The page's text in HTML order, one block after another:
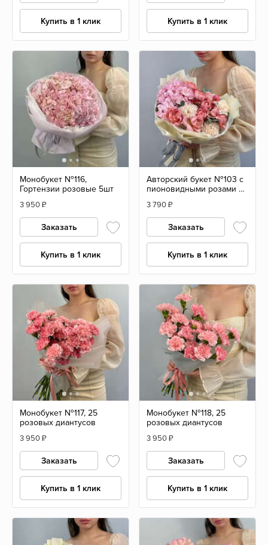
Купить в 1 клик Купить в 1 клик
Монобукет №116,
Гортензии розовые 5шт
3 950₽
Заказать
Купить в 1 клик
Авторский букет №103 с
пионовидными розами и
3 790₽
Заказать
Купить в 1 клик
Монобукет №117, 25
розовых диантусов
3 950₽
Заказать
Купить в 1 клик
Монобукет №118, 25
розовых диантусов
3 950₽
Заказать
Купить в 1 клик